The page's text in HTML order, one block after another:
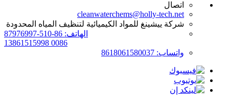
اتصال
cleanwaterchems@holly-tech.net
شركة ييشينغ للمواد الكيميائية لتنظيف المياه المحدودة
الهاتف: 86-510-87976997
0086 13861515998
واتساب: 8618061580037